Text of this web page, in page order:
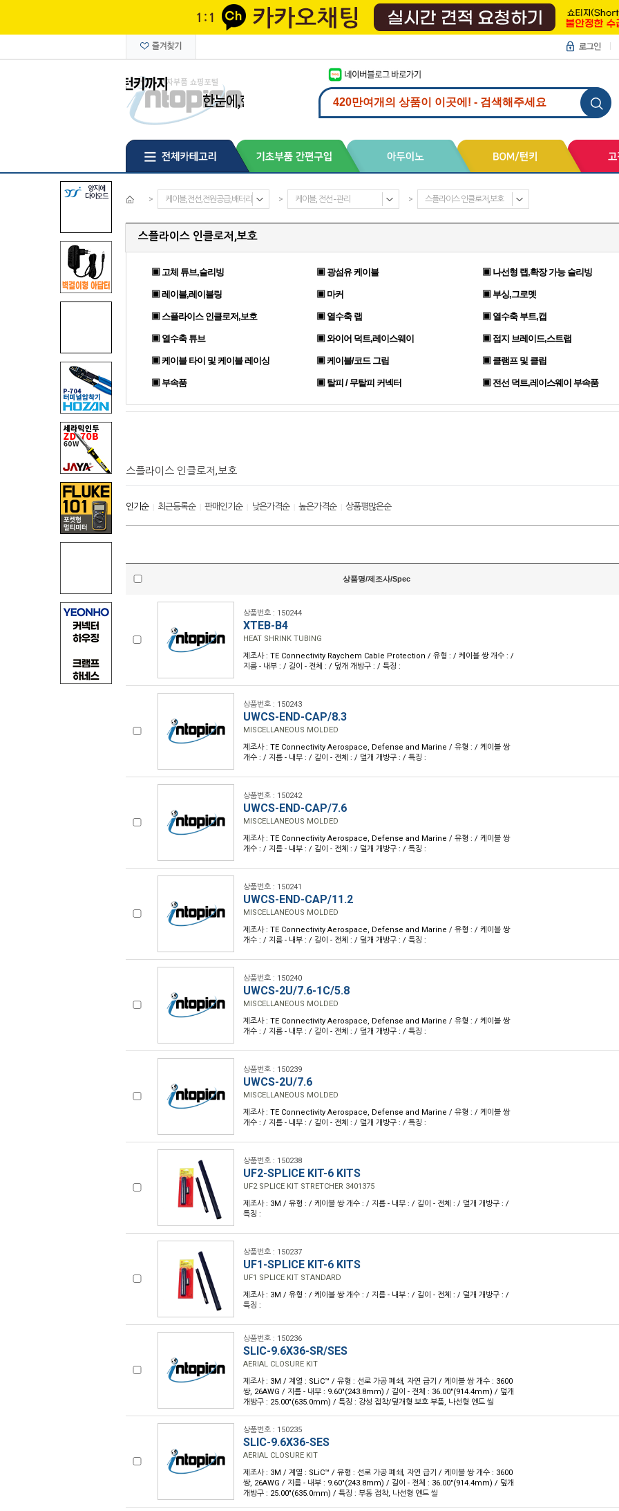
> 케이블,전선,전원공급,배터리 > 케이블, 전선 - 관리 > 스플라이스 인클로저,보호
스플라이스 인클로저,보호
▣ 고체 튜브,슬리빙 ▣ 광섬유 케이블 ▣ 나선형 랩,확장 가능 슬리빙
▣ 레이블,레이블링 ▣ 마커 ▣ 부싱,그로멧
▣ 스플라이스 인클로저,보호 ▣ 열수축 랩 ▣ 열수축 부트,캡
▣ 열수축 튜브 ▣ 와이어 덕트,레이스웨이 ▣ 접지 브레이드,스트랩
▣ 케이블 타이 및 케이블 레이싱 ▣ 케이블/코드 그립 ▣ 클램프 및 클립
▣ 부속품 ▣ 탈피 / 무탈피 커넥터 ▣ 전선 덕트,레이스웨이 부속품
스플라이스 인클로저,보호
인기순| 최근등록순| 판매인기순| 낮은가격순| 높은가격순| 상품평많은순
상품명/제조사/Spec
상품번호 : 150244
XTEB-B4
HEAT SHRINK TUBING
제조사 : TE Connectivity Raychem Cable Protection / 유형 : / 케이블 쌍 개수 : /
지름 - 내부 : / 길이 - 전체 : / 덮개 개방구 : / 특징 :
상품번호 : 150243
UWCS-END-CAP/8.3
MISCELLANEOUS MOLDED
제조사 : TE Connectivity Aerospace, Defense and Marine / 유형 : / 케이블 쌍
개수 : / 지름 - 내부 : / 길이 - 전체 : / 덮개 개방구 : / 특징 :
상품번호 : 150242
UWCS-END-CAP/7.6
MISCELLANEOUS MOLDED
제조사 : TE Connectivity Aerospace, Defense and Marine / 유형 : / 케이블 쌍
개수 : / 지름 - 내부 : / 길이 - 전체 : / 덮개 개방구 : / 특징 :
상품번호 : 150241
UWCS-END-CAP/11.2
MISCELLANEOUS MOLDED
제조사 : TE Connectivity Aerospace, Defense and Marine / 유형 : / 케이블 쌍
개수 : / 지름 - 내부 : / 길이 - 전체 : / 덮개 개방구 : / 특징 :
상품번호 : 150240
UWCS-2U/7.6-1C/5.8
MISCELLANEOUS MOLDED
제조사 : TE Connectivity Aerospace, Defense and Marine / 유형 : / 케이블 쌍
개수 : / 지름 - 내부 : / 길이 - 전체 : / 덮개 개방구 : / 특징 :
상품번호 : 150239
UWCS-2U/7.6
MISCELLANEOUS MOLDED
제조사 : TE Connectivity Aerospace, Defense and Marine / 유형 : / 케이블 쌍
개수 : / 지름 - 내부 : / 길이 - 전체 : / 덮개 개방구 : / 특징 :
상품번호 : 150238
UF2-SPLICE KIT-6 KITS
UF2 SPLICE KIT STRETCHER 3401375
제조사 : 3M / 유형 : / 케이블 쌍 개수 : / 지름 - 내부 : / 길이 - 전체 : / 덮개 개방구 : /
특징 :
상품번호 : 150237
UF1-SPLICE KIT-6 KITS
UF1 SPLICE KIT STANDARD
제조사 : 3M / 유형 : / 케이블 쌍 개수 : / 지름 - 내부 : / 길이 - 전체 : / 덮개 개방구 : /
특징 :
상품번호 : 150236
SLIC-9.6X36-SR/SES
AERIAL CLOSURE KIT
제조사 : 3M / 계열 : SLiC™ / 유형 : 선로 가공 폐쇄, 자연 급기 / 케이블 쌍 개수 : 3600
쌍, 26AWG / 지름 - 내부 : 9.60"(243.8mm) / 길이 - 전체 : 36.00"(914.4mm) / 덮개
개방구 : 25.00"(635.0mm) / 특징 : 강성 접착/덮개형 보호 부품, 나선형 엔드 씰
상품번호 : 150235
SLIC-9.6X36-SES
AERIAL CLOSURE KIT
제조사 : 3M / 계열 : SLiC™ / 유형 : 선로 가공 폐쇄, 자연 급기 / 케이블 쌍 개수 : 3600
쌍, 26AWG / 지름 - 내부 : 9.60"(243.8mm) / 길이 - 전체 : 36.00"(914.4mm) / 덮개
개방구 : 25.00"(635.0mm) / 특징 : 부동 접착, 나선형 엔드 씰